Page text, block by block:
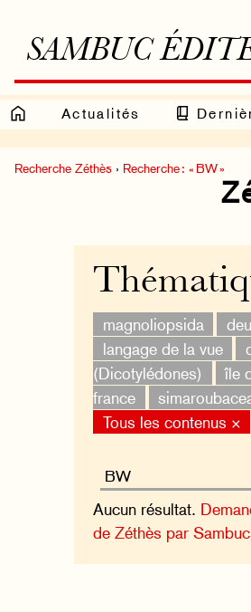
SAMBUC
Actualités
Recherche Zéthès › Recherche : « BW »
magnoliopsida
langage de la vue
(Dicotylédones)
île
france
Tous les contenus ×
Aucun résultat.
de Zéthès par